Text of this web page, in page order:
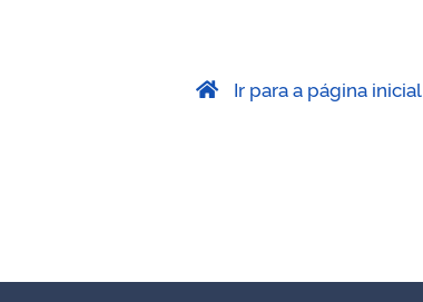
Ir para a página inicial